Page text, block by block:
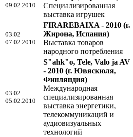
09.02.2010
Специализированная
выставка игрушек
03.02
07.02.2010
FIRAREBAIXA - 2010 (г.
Жирона, Испания)
Выставка товаров
народного потребления
03.02
05.02.2010
S"ahk"o, Tele, Valo ja AV
- 2010 (г. Ювяскюля,
Финляндия)
Международная
специализированная
выставка энергетики,
телекоммуникаций и
аудиовизуальных
технологий